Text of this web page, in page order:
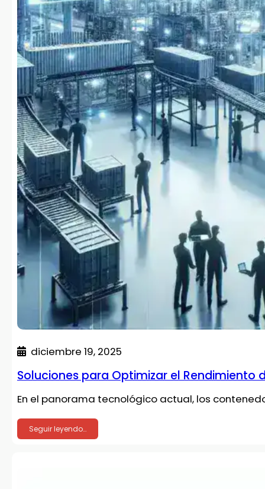
diciembre 19, 2025
Soluciones para Optimizar el
En el panorama tecnológico actual, los
Seguir leyendo…